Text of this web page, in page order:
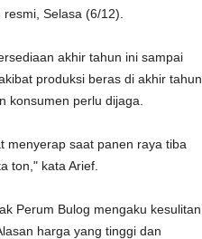
Selasa (6/12).
akhir tahun ini sampai
produksi beras di akhir tahun
konsumen perlu dijaga.
menyerap saat panen raya tiba
ton," kata Arief.
Perum Bulog mengaku kesulitan
harga yang tinggi dan